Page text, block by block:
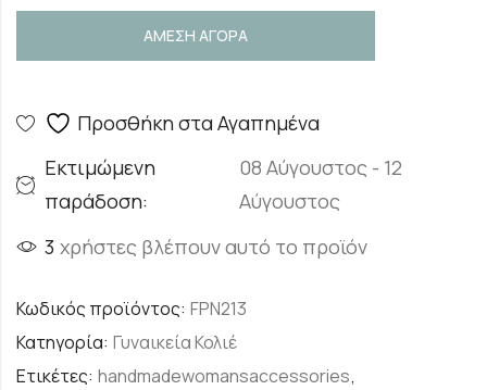
ΑΜΕΣΗ ΑΓΟΡΑ
Προσθήκη στα Αγαπημένα
Εκτιμώμενη
παράδοση:
08 Αύγουστος - 12
Αύγουστος
3 χρήστες βλέπουν αυτό το προϊόν
Κωδικός προϊόντος: FPN213
Κατηγορία: Γυναικεία Κολιέ
Ετικέτες: handmadewomansaccessories,